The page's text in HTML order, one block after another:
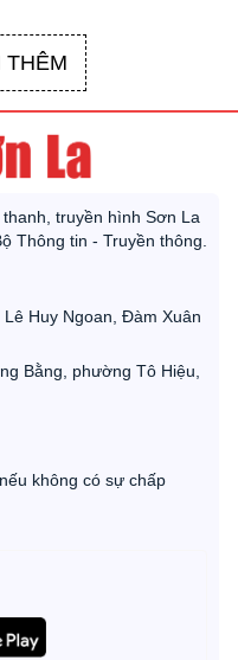
THÊM
truyền hình Sơn La
Thông tin - Truyền thông.
Huy Ngoan, Đàm Xuân
Bằng, phường Tô Hiệu,
không có sự chấp